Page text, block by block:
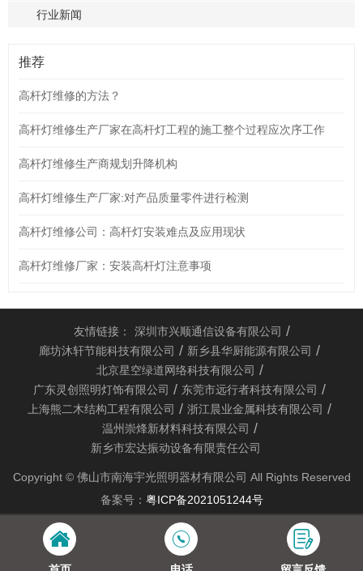
行业新闻
推荐
高杆灯维修的方法？
高杆灯维修生产厂家在高杆灯工程的施工整个过程应次序工作
高杆灯维修生产商规划升降机构
高杆灯维修生产厂家:对产品质量零件进行检测
高杆灯维修公司：高杆灯安装难点及应用现状
高杆灯维修厂家：安装高杆灯注意事项
友情链接：
深圳市兴顺通信设备有限公司
廊坊沐轩节能科技有限公司
新乡县华厨能源有限公司
北京星空绿道网络科技有限公司
广东灵创照明灯饰有限公司
东莞市远行者科技有限公司
上海熊二木结构工程有限公司
浙江晨业金属科技有限公司
温州崇烽新材料科技有限公司
新乡市宏达振动设备有限责任公司
Copyright © 佛山市南海宇光照明器材有限公司 All Rights Reserved
备案号： 粤ICP备2021051244号